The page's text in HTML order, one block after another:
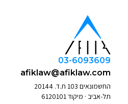
03-6093609
afiklaw@afiklaw.com
החשמונאים 103 ת.ד. 20144
תל-אביב · מיקוד 6120101